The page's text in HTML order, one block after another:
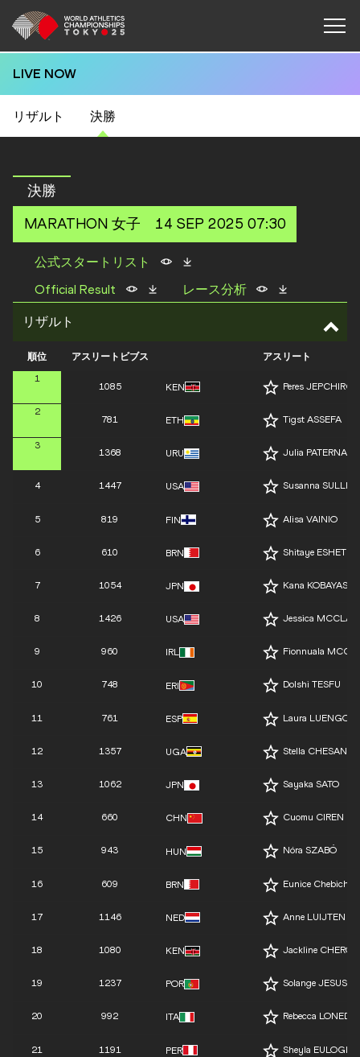
LIVE NOW
リザルト 決勝
決勝
MARATHON 女子 14 SEP 2025 07:30
公式スタートリスト
Official Result
レース分析
リザルト
順位 アスリートビブス
アスリート
1
1085 KEN Peres
2
781 ETH Tigst ASSEFA
3
1368 URU Julia PATERNAIN
4 1447 USA Susanna
5 819 FIN Alisa VAINIO
6 610 BRN Shitaye ESHETE
7 1054 JPN Kana KOBAYASHI
8 1426 USA Jessica
9 960 IRL Fionnuala
10 748 ERI Dolshi TESFU
11 761 ESP Laura LUENGO
12 1357 UGA Stella CHESANG
13 1062 JPN Sayaka SATO
14 660 CHN Cuomu CIREN
15 943 HUN Nóra SZABÓ
16 609 BRN Eunice Chebichii
17 1146 NED Anne LUIJTEN
18 1080 KEN Jackline
19 1237 POR Solange JESUS
20 992 ITA Rebecca LONEDO
21 1191 PER Sheyla EULOGIO